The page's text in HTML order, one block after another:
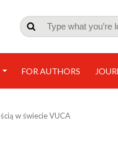

FOR AUTHORS
w świecie VUCA